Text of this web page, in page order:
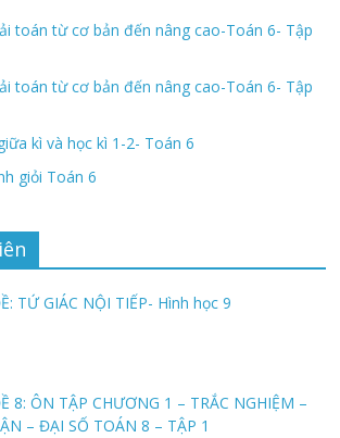
toán từ cơ bản đến nâng cao-Toán 6- Tập
toán từ cơ bản đến nâng cao-Toán 6- Tập
kì và học kì 1-2- Toán 6
giỏi Toán 6
TỨ GIÁC NỘI TIẾP- Hình học 9
8: ÔN TẬP CHƯƠNG 1 – TRẮC NGHIỆM –
– ĐẠI SỐ TOÁN 8 – TẬP 1